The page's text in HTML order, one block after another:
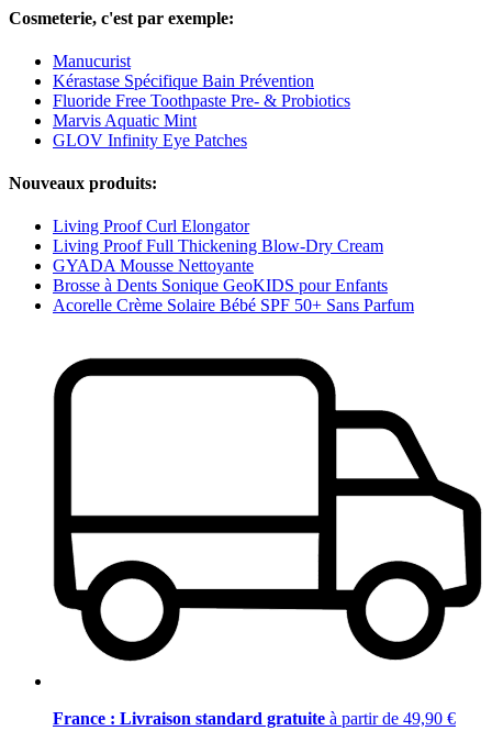
Cosmeterie, c'est par exemple:
Manucurist
Kérastase Spécifique Bain Prévention
Fluoride Free Toothpaste Pre- & Probiotics
Marvis Aquatic Mint
GLOV Infinity Eye Patches
Nouveaux produits:
Living Proof Curl Elongator
Living Proof Full Thickening Blow-Dry Cream
GYADA Mousse Nettoyante
Brosse à Dents Sonique GeoKIDS pour Enfants
Acorelle Crème Solaire Bébé SPF 50+ Sans Parfum
France : Livraison standard gratuite à partir de 49,90 €